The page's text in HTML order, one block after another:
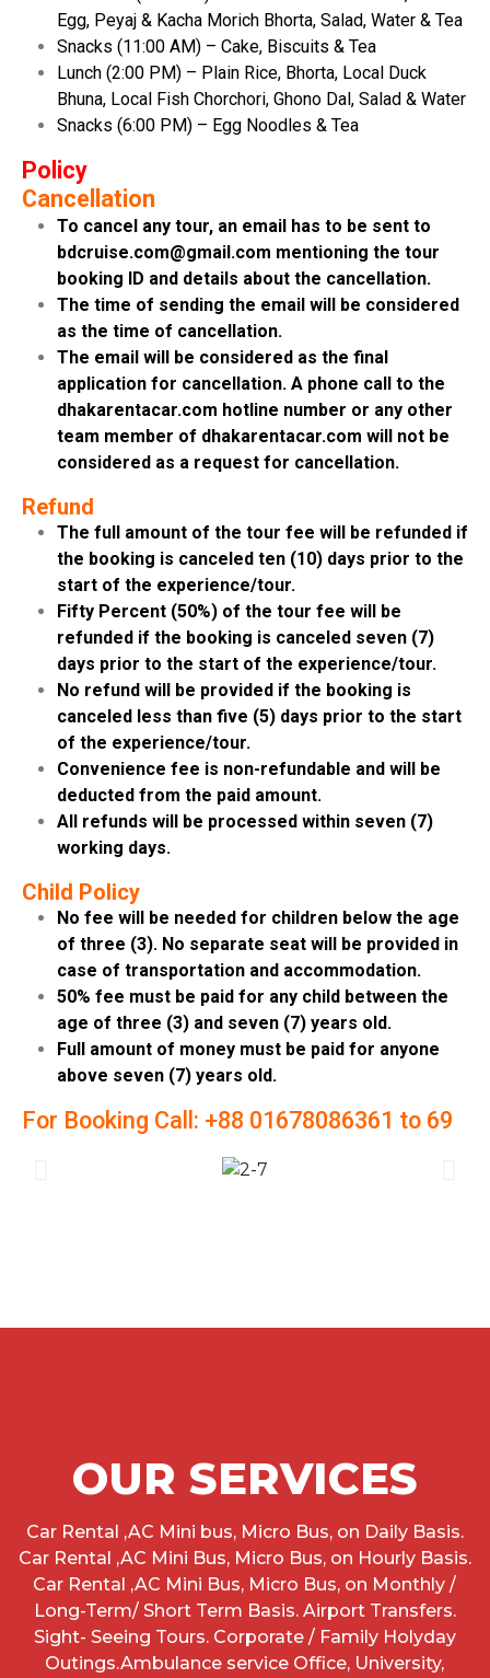
Egg, Peyaj & Kacha Morich Bhorta, Salad, Water & Tea
Snacks (11:00 AM) – Cake, Biscuits & Tea
Lunch (2:00 PM) – Plain Rice, Bhorta, Local Duck
Bhuna, Local Fish Chorchori, Ghono Dal, Salad & Water
Snacks (6:00 PM) – Egg Noodles & Tea
Policy
Cancellation
To cancel any tour, an email has to be sent to
bdcruise.com@gmail.com mentioning the tour
booking ID and details about the cancellation.
The time of sending the email will be considered
as the time of cancellation.
The email will be considered as the final
application for cancellation. A phone call to the
dhakarentacar.com hotline number or any other
team member of dhakarentacar.com will not be
considered as a request for cancellation.
Refund
The full amount of the tour fee will be refunded if
the booking is canceled ten (10) days prior to the
start of the experience/tour.
Fifty Percent (50%) of the tour fee will be
refunded if the booking is canceled seven (7)
days prior to the start of the experience/tour.
No refund will be provided if the booking is
canceled less than five (5) days prior to the start
of the experience/tour.
Convenience fee is non-refundable and will be
deducted from the paid amount.
All refunds will be processed within seven (7)
working days.
Child Policy
No fee will be needed for children below the age
of three (3). No separate seat will be provided in
case of transportation and accommodation.
50% fee must be paid for any child between the
age of three (3) and seven (7) years old.
Full amount of money must be paid for anyone
above seven (7) years old.
For Booking Call: +88 01678086361 to 69
OUR SERVICES
Car Rental ,AC Mini bus, Micro Bus, on Daily Basis.
Car Rental ,AC Mini Bus, Micro Bus, on Hourly Basis.
Car Rental ,AC Mini Bus, Micro Bus, on Monthly /
Long-Term/ Short Term Basis. Airport Transfers.
Sight- Seeing Tours. Corporate / Family Holyday
Outings.Ambulance service Office, University,